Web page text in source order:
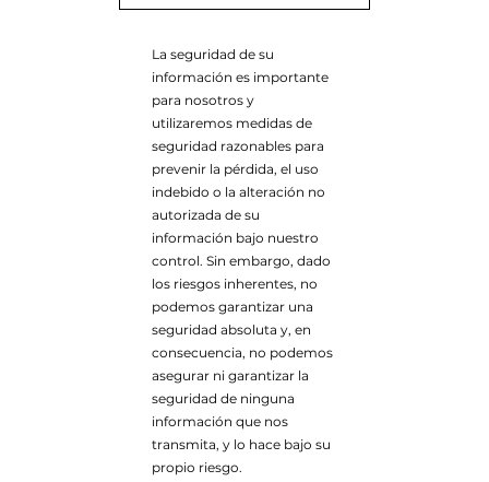
La seguridad de su
información es importante
para nosotros y
utilizaremos medidas de
seguridad razonables para
prevenir la pérdida, el uso
indebido o la alteración no
autorizada de su
información bajo nuestro
control. Sin embargo, dado
los riesgos inherentes, no
podemos garantizar una
seguridad absoluta y, en
consecuencia, no podemos
asegurar ni garantizar la
seguridad de ninguna
información que nos
transmita, y lo hace bajo su
propio riesgo.